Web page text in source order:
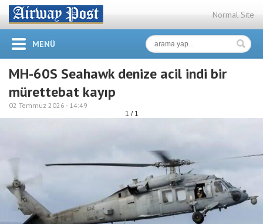
Normal Site
MENÜ
MH-60S Seahawk denize acil indi bir
mürettebat kayıp
02 Temmuz 2026 - 14:49
1 / 1